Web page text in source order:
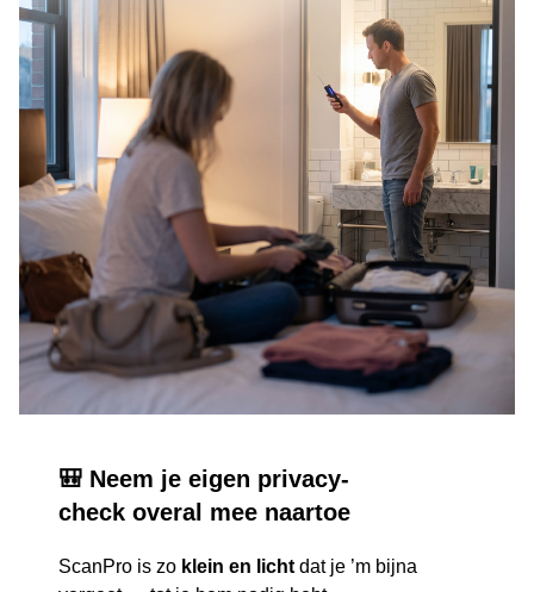
🎒 Neem je eigen privacy-
check overal mee naartoe
ScanPro is zo klein en licht dat je ’m bijna